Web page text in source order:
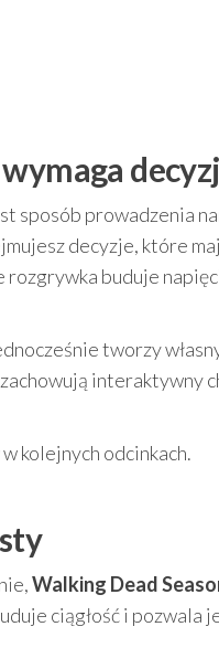
sposób prowadzenia
decyzje, które
rozgrywka buduje
tworzy
interaktywny
kolejnych odcinkach.
Walking Dead
ciągłość i pozwala